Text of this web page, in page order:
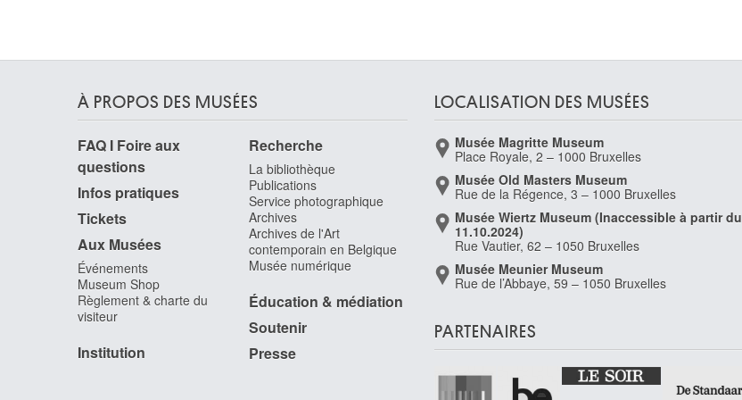
Anvers 1786 - Saint-Josse-ten-Noode / Bruxelles
1871
Boom 1936
van Brekelenkam Quiringh Gerritsz.
Zwammerdam / Alphen aan den Rijn (Pays-Bas)
? 1622/30 - Leyde (Pays-Bas) 1669/79
Van Bronckhorst Jan Gerritsz.
Utrecht (Pays-Bas) 1603 - Amsterdam (Pays-Bas)
van Brussel Hermanus
Haarlem (Pays-Bas) 1763 - Utrecht (Pays-Bas)
À PROPOS DES MUSÉES
FAQ I Foire aux
questions
Infos pratiques
Tickets
Aux Musées
Événements
Museum Shop
Règlement & charte du
visiteur
Institution
Recherche
La bibliothèque
Publications
Service photographique
Archives
Archives de l'Art
contemporain en Belgique
Musée numérique
Éducation & médiation
Soutenir
Presse
LOCALISATION DES MUSÉES
Musée Magritte Museum
Place Royale, 2 – 1000 Bruxelles
Musée Old Masters Museum
Rue de la Régence, 3 – 1000 Bruxelles
Musée Wiertz Museum (Inaccessible à partir du
11.10.2024)
Rue Vautier, 62 – 1050 Bruxelles
Musée Meunier Museum
Rue de l’Abbaye, 59 – 1050 Bruxelles
PARTENAIRES